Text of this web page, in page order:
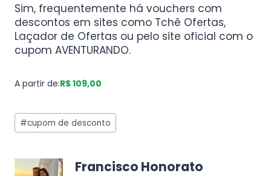
Sim, frequentemente há vouchers com
descontos em sites como Tchê Ofertas,
Laçador de Ofertas ou pelo site oficial com o
cupom AVENTURANDO.
A partir de:R$ 109,00
#cupom de desconto
Francisco Honorato